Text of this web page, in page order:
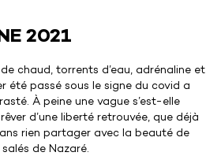
2021
chaud, torrents d’eau, adrénaline et
été passé sous le signe du covid a
À peine une vague s’est-elle
d’une liberté retrouvée, que déjà
rien partager avec la beauté de
de Nazaré.